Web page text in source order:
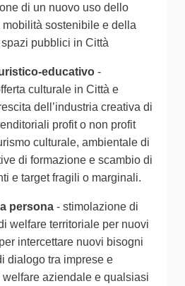
di un nuovo uso dello
sostenibile e della
pubblici in Città
educativo -
culturale in Città e
dell’industria creativa di
profit o non profit
culturale, ambientale di
di formazione e scambio di
e target fragili o marginali.
persona - stimolazione di
welfare territoriale per nuovi
intercettare nuovi bisogni
dialogo tra imprese e
aziendale e qualsiasi